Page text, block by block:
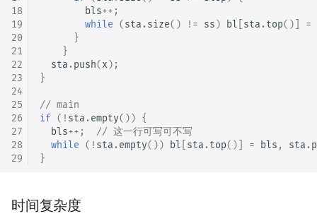
18
19
20
21
22
23
24
25
26
27
28
29
bls++ ;
while (sta .size() != ss) bl sta .top()]
=
}
}
sta .push(x);
}
// main
if ( ! sta .empty()) {
bls++ ;
// 这一行可写可不写
while ( ! sta .empty()) bl sta .top()] = bls , sta .
}
时间复杂度